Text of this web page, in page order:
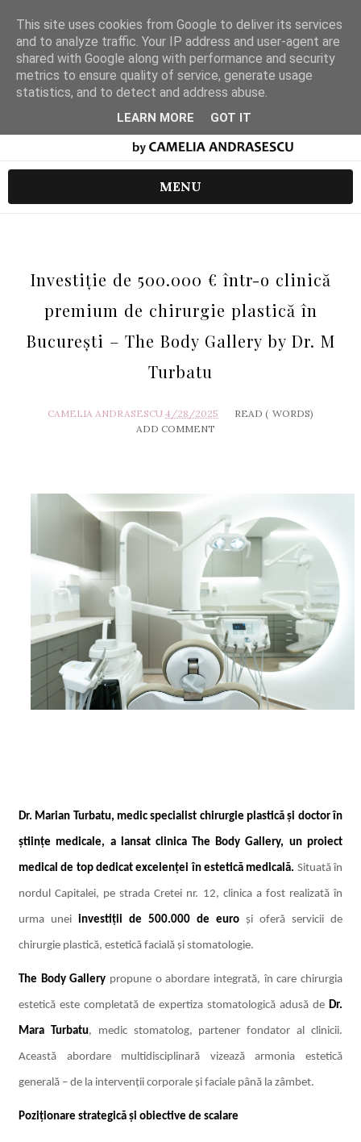
MENU
Investiție de 500.000 € într-o clinică
premium de chirurgie plastică în
București – The Body Gallery by Dr. M
Turbatu
CAMELIA ANDRASESCU 4/28/2025 READ ( WORDS)
ADD COMMENT
Dr. Marian Turbatu, medic specialist chirurgie plastică și doctor în
științe medicale, a lansat clinica The Body Gallery, un proiect
medical de top dedicat excelenței în estetică medicală. Situată în
nordul Capitalei, pe strada Cretei nr. 12, clinica a fost realizată în
urma uneiinvestiții de 500.000 de euroși oferă servicii de
chirurgie plastică, estetică facială și stomatologie.
The Body Gallery propune o abordare integrată, în care chirurgia
estetică este completată de expertiza stomatologică adusă de Dr.
Mara Turbatu, medic stomatolog, partener fondator al clinicii.
Această abordare multidisciplinară vizează armonia estetică
generală – de la intervenții corporale și faciale până la zâmbet.
Poziționare strategică și obiective de scalare
This site uses cookies from Google to deliver its services
and to analyze traffic. Your IP address and user-agent are
shared with Google along with performance and security
metrics to ensure quality of service, generate usage
statistics, and to detect and address abuse.
LEARN MORE GOT IT